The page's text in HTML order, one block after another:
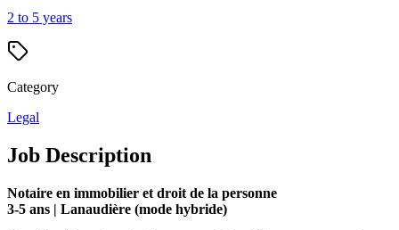
2 to 5 years
Category
Legal
Job Description
Notaire en immobilier et droit de la personne
3-5 ans | Lanaudière (mode hybride)